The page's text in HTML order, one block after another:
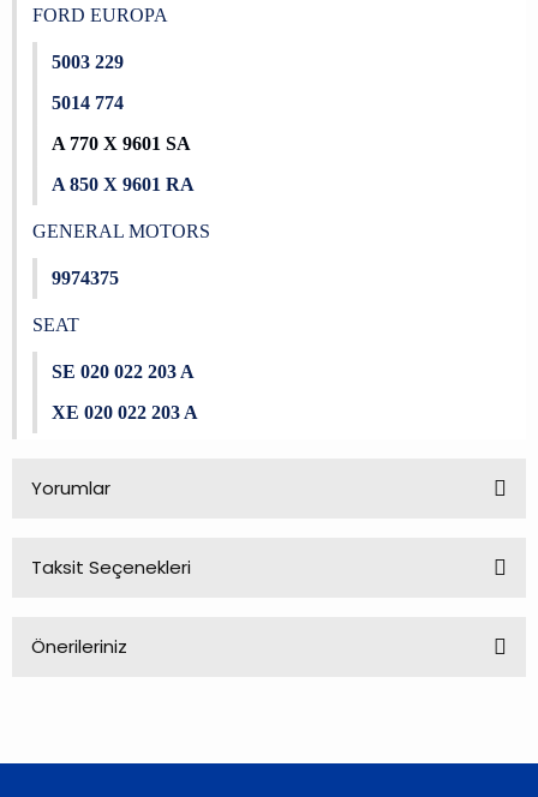
FORD EUROPA
5003 229
5014 774
A 770 X 9601 SA
A 850 X 9601 RA
GENERAL MOTORS
9974375
SEAT
SE 020 022 203 A
XE 020 022 203 A
Yorumlar
Taksit Seçenekleri
Önerileriniz